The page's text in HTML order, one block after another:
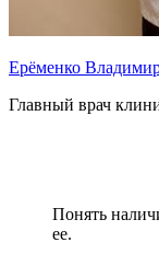
Ерёменко
Главный врач
Понять
ее.